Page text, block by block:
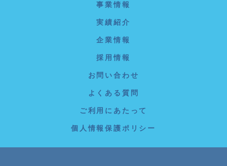
事業情報
実績紹介
企業情報
採用情報
お問い合わせ
よくある質問
ご利用にあたって
個人情報保護ポリシー